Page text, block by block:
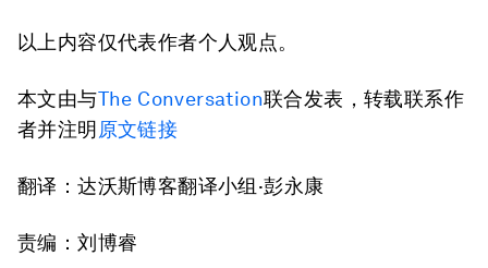
以上内容仅代表作者个人观点。
本文由与The Conversation联合发表，转载联系作
者并注明 原文链接
翻译：达沃斯博客翻译小组·彭永康
责编：刘博睿